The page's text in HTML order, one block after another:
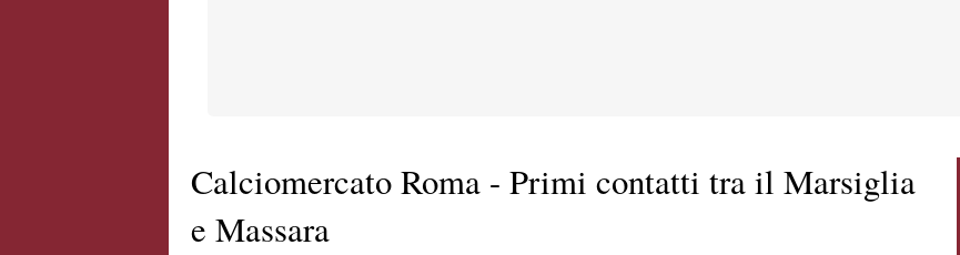
Calciomercato Roma - Primi contatti tra il Marsiglia
e Massara